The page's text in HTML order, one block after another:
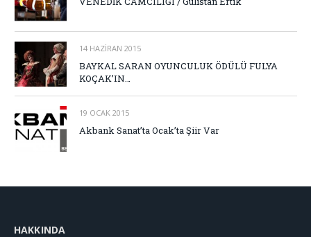
14 HAZIRAN 2015
BAYKAL SARAN OYUNCULUK ÖDÜLÜ FULYA
KOÇAK’IN…
19 OCAK 2015
Akbank Sanat’ta Ocak’ta Şiir Var
HAKKINDA